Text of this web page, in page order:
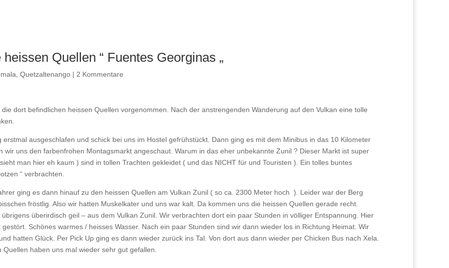
Quellen “ Fuentes Georginas „
Quetzaltenango | 2 Kommentare
dort befindlichen heissen Quellen vorgenommen. Nach der anstrengenden Wanderung auf den Vulkan eine tolle
ausgeschlafen und schick bei uns im Hostel gefrühstückt. Dann ging es mit dem Minibus in das 10 Kilometer
uns den farbenfrohen Montagsmarkt angeschaut. Warum in das eher unbekannte Zunil ? Dieser Markt ist super
man hier eh kaum ) sind in tollen Trachten gekleidet ( und das NICHT für und Touristen ). Ein tolles buntes
“ verbrachten.
ging es dann hinauf zu den heissen Quellen am Vulkan Zunil ( so ca. 2300 Meter hoch ). Leider war der Berg
fröstlig. Also wir hatten Muskelkater und uns war kalt. Da kommen uns die heissen Quellen gerade recht.
überirdisch geil – aus dem Vulkan Zunil. Wir verbrachten dort ein paar Stunden in völliger Entspannung. Hier
Schönes warmes / heisses Wasser. Nach ein paar Stunden sind wir dann wieder los in Richtung Heimat. Wir
hatten Glück. Per Pick Up ging es dann wieder zurück ins Tal. Von dort aus dann wieder per Chicken Bus nach Xela.
haben uns mal wieder sehr gut gefallen.